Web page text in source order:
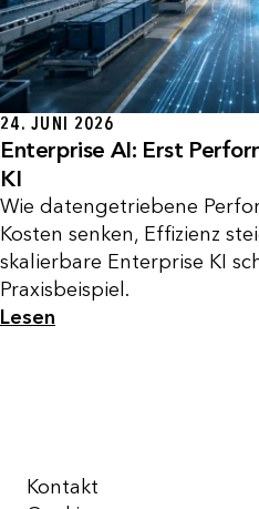
24. JUNI 2026
Enterprise AI: Erst
KI
Wie datengetriebene
Kosten senken, Effizienz
skalierbare Enterprise KI
Praxisbeispiel.
Lesen
Kontakt